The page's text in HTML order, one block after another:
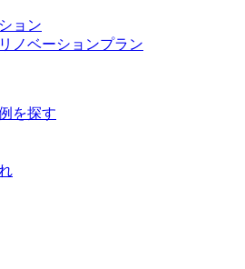
ョン
ノベーションプラン
を探す